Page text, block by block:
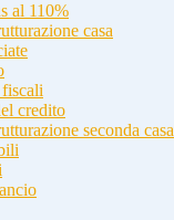
al 110%
casa
credito
seconda casa